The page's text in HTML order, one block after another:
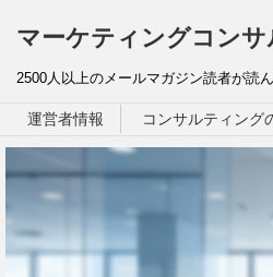
マーケティングコン
2500人以上のメールマガジン読者が読
運営者情報 コンサルティング